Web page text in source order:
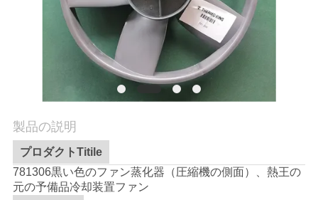
絡
く
だ
製品の説明
プロダクトTitile
781306黒い色のファン蒸化器（圧縮機の側面）、熱王の
元の予備品冷却装置ファン